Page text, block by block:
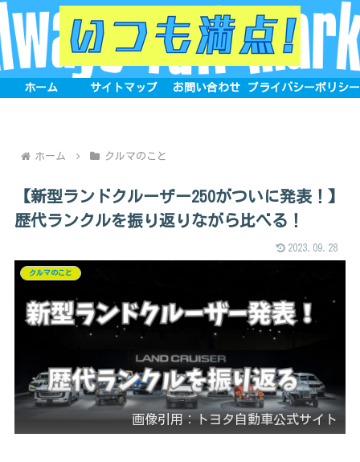
ホーム サイトマップ お問い合わせ プライバシーポリシー
ホーム クルマのこと
【新型ランドクルーザー250がついに発表！】
歴代ランクルを振り返りながら比べる！
2023.09.28
クルマのこと
画像引用：トヨタ自動車公式サイト